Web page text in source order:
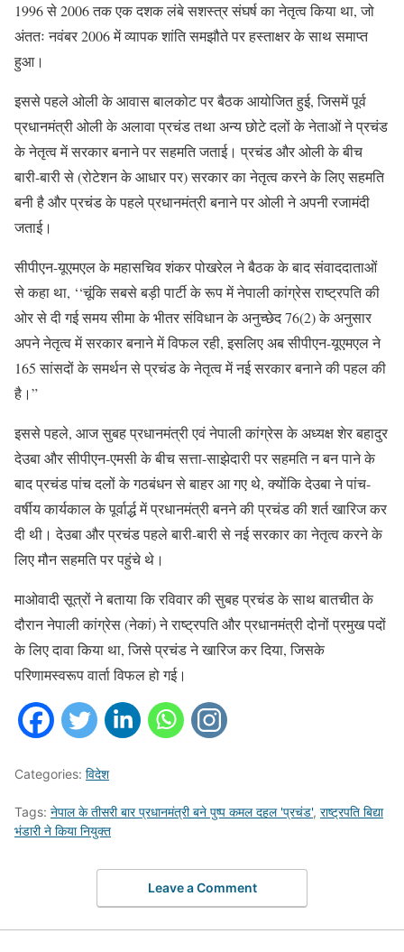
1996 से 2006 तक एक दशक लंबे सशस्त्र संघर्ष का नेतृत्व किया था, जो
अंततः नवंबर 2006 में व्यापक शांति समझौते पर हस्ताक्षर के साथ समाप्त
हुआ।
इससे पहले ओली के आवास बालकोट पर बैठक आयोजित हुई, जिसमें पूर्व
प्रधानमंत्री ओली के अलावा प्रचंड तथा अन्य छोटे दलों के नेताओं ने प्रचंड
के नेतृत्व में सरकार बनाने पर सहमति जताई। प्रचंड और ओली के बीच
बारी-बारी से (रोटेशन के आधार पर) सरकार का नेतृत्व करने के लिए सहमति
बनी है और प्रचंड के पहले प्रधानमंत्री बनाने पर ओली ने अपनी रजामंदी
जताई।
सीपीएन-यूएमएल के महासचिव शंकर पोखरेल ने बैठक के बाद संवाददाताओं
से कहा था, ‘‘चूंकि सबसे बड़ी पार्टी के रूप में नेपाली कांग्रेस राष्ट्रपति की
ओर से दी गई समय सीमा के भीतर संविधान के अनुच्छेद 76(2) के अनुसार
अपने नेतृत्व में सरकार बनाने में विफल रही, इसलिए अब सीपीएन-यूएमएल ने
165 सांसदों के समर्थन से प्रचंड के नेतृत्व में नई सरकार बनाने की पहल की
है।”
इससे पहले, आज सुबह प्रधानमंत्री एवं नेपाली कांग्रेस के अध्यक्ष शेर बहादुर
देउबा और सीपीएन-एमसी के बीच सत्ता-साझेदारी पर सहमति न बन पाने के
बाद प्रचंड पांच दलों के गठबंधन से बाहर आ गए थे, क्योंकि देउबा ने पांच-
वर्षीय कार्यकाल के पूर्वार्द्ध में प्रधानमंत्री बनने की प्रचंड की शर्त खारिज कर
दी थी। देउबा और प्रचंड पहले बारी-बारी से नई सरकार का नेतृत्व करने के
लिए मौन सहमति पर पहुंचे थे।
माओवादी सूत्रों ने बताया कि रविवार की सुबह प्रचंड के साथ बातचीत के
दौरान नेपाली कांग्रेस (नेकां) ने राष्ट्रपति और प्रधानमंत्री दोनों प्रमुख पदों
के लिए दावा किया था, जिसे प्रचंड ने खारिज कर दिया, जिसके
परिणामस्वरूप वार्ता विफल हो गई।
Categories: विदेश
Tags: नेपाल के तीसरी बार प्रधानमंत्री बने पुष्प कमल दहल 'प्रचंड', राष्ट्रपति बिद्या
भंडारी ने किया नियुक्त
Leave a Comment